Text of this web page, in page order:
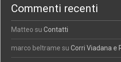
Commenti recenti
Matteo suContatti
marco beltrame suCorri Viadana e